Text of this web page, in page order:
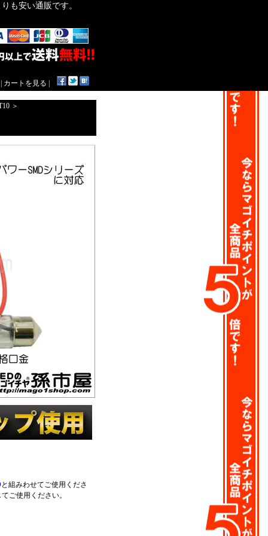
も安い通販です。
カートを見る
＞
と組みわせてご使用くださ
ご使用ください。